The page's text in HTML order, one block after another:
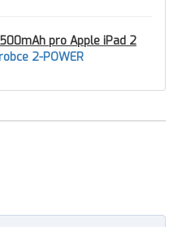
pro Apple iPad 2
2-POWER